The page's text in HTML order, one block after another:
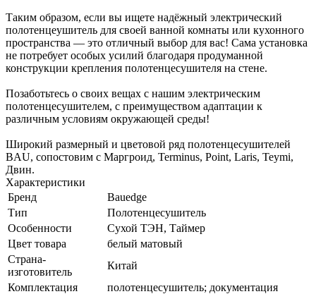
Таким образом, если вы ищете надёжный электрический
полотенцеушитель для своей ванной комнаты или кухонного
пространства — это отличный выбор для вас! Сама установка
не потребует особых усилий благодаря продуманной
конструкции крепления полотенцесушителя на стене.
Позаботьтесь о своих вещах с нашим электрическим
полотенцесушителем, c преимуществом адаптации к
различным условиям окружающей среды!
Широкий размерный и цветовой ряд полотенцесушителей
BAU, сопостовим с Маргроид, Terminus, Point, Laris, Teymi,
Двин.
Характеристики
Бренд
Bauedge
Тип
Полотенцесушитель
Особенности
Сухой ТЭН, Таймер
Цвет товара
белый матовый
Страна-
изготовитель
Китай
Комплектация
полотенцесушитель; документация